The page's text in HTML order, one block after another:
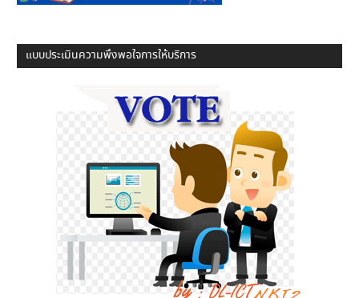
แบบประเมินความพึงพอใจการให้บริการ